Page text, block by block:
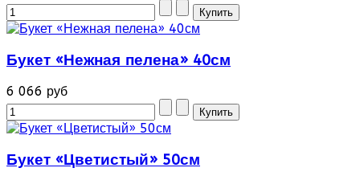
Букет «Нежная пелена» 40см
6 066 руб
Букет «Цветистый» 50см